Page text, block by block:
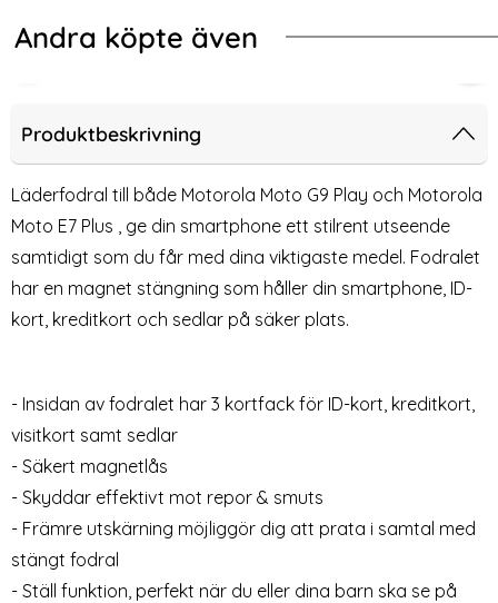
Andra köpte även
Fodral - Blå
Kortfodral - Ljus Rosa
Moto G9 Play / E7 Plus - Fodral Med Avtagbart
Motorola Moto G9 Play / E7
Art. nr 10934
rea pris
69 kr tidigare pris
169 kr
Snart slutsåld!
Moto G9 Play / E7 Plus - Litchi Fodral - Blå
Motorola Moto G9 Play / E7 Plus -
Motorola Moto G9 Play / E7
Plus - Fodral Med Avtagbart
Motorola Moto G9 Play / E7 Plus - Fodral
Produktbeskrivning
Läderfodral till både Motorola Moto G9 Play och Motorola
Moto E7 Plus , ge din smartphone ett stilrent utseende
samtidigt som du får med dina viktigaste medel. Fodralet
har en magnet stängning som håller din smartphone, ID-
kort, kreditkort och sedlar på säker plats.
- Insidan av fodralet har 3 kortfack för ID-kort, kreditkort,
visitkort samt sedlar
- Säkert magnetlås
- Skyddar effektivt mot repor & smuts
- Främre utskärning möjliggör dig att prata i samtal med
stängt fodral
- Ställ funktion, perfekt när du eller dina barn ska se på